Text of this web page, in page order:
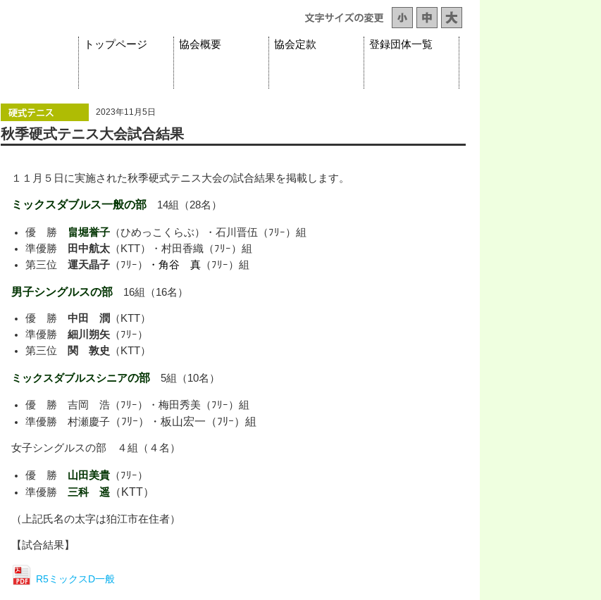
トップページ 協会概要 協会定款 登録団体一覧
2023年11月5日
秋季硬式テニス大会試合結果
１１月５日に実施された秋季硬式テニス大会の試合結果を掲載します。
ミックスダブルス一般の部 14組（28名）
優 勝 畠堀誉子 （ひめっこくらぶ）・石川晋伍（ﾌﾘｰ）組
準優勝
田中航太 （KTT）・村田香織（ﾌﾘｰ）組
第三位 運天晶子 （ﾌﾘｰ） ・角谷 真 （ﾌﾘｰ）組
男子シングルスの部 16組（16名）
優 勝 中田 潤 （KTT）
準優勝 細川朔矢 （ﾌﾘｰ）
第三位
関 敦史 （KTT）
ミックスダブルスシニアの部 5組（10名）
優 勝 吉岡 浩（ﾌﾘｰ）・梅田秀美（ﾌﾘｰ）組
準優勝 村瀬慶子 （ﾌﾘｰ）・板山宏一 （ﾌﾘｰ）組
女子シングルスの部 ４組（４名）
優 勝 山田美貴 （ﾌﾘｰ）
準優勝 三科 遥 （KTT）
（上記氏名の太字は狛江市在住者）
【試合結果】
R5ミックスD一般